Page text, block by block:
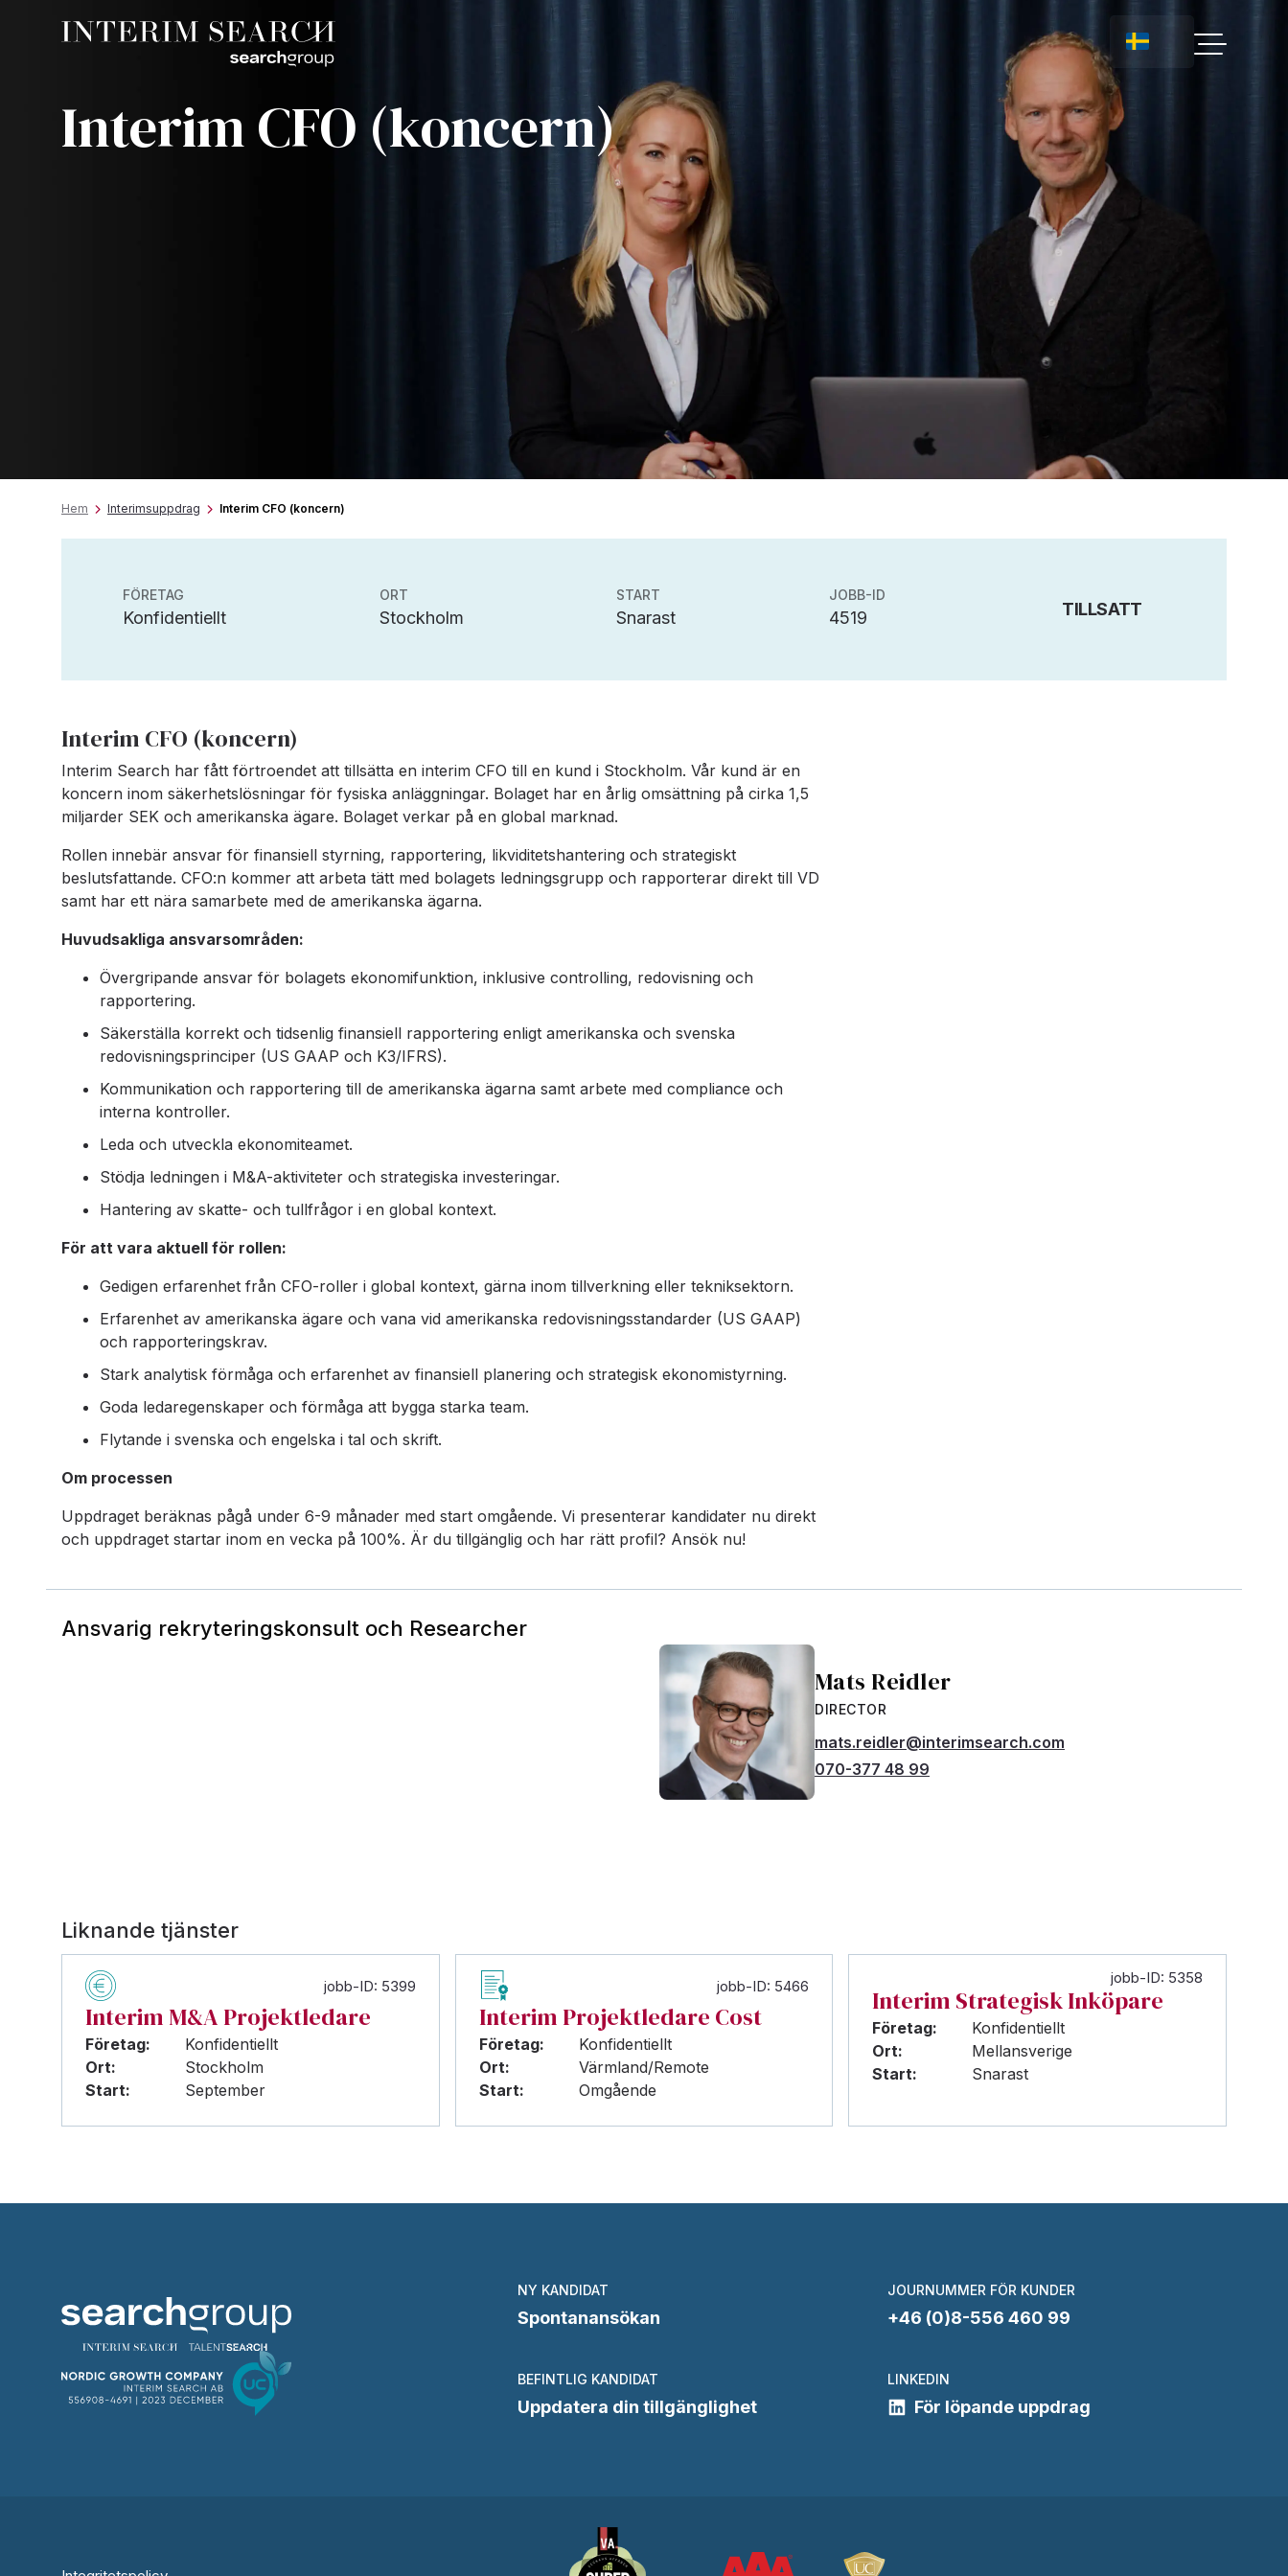
Interim CFO (koncern)
Hem Interimsuppdrag Interim CFO (koncern)
FÖRETAG
Konfidentiellt
ORT
Stockholm
START
Snarast
JOBB-ID
4519 TILLSATT
Interim CFO (koncern)
Interim Search har fått förtroendet att tillsätta en interim CFO till en kund i Stockholm. Vår kund är en
koncern inom säkerhetslösningar för fysiska anläggningar. Bolaget har en årlig omsättning på cirka 1,5
miljarder SEK och amerikanska ägare. Bolaget verkar på en global marknad.
Rollen innebär ansvar för finansiell styrning, rapportering, likviditetshantering och strategiskt
beslutsfattande. CFO:n kommer att arbeta tätt med bolagets ledningsgrupp och rapporterar direkt till VD
samt har ett nära samarbete med de amerikanska ägarna.
Huvudsakliga ansvarsområden:
Övergripande ansvar för bolagets ekonomifunktion, inklusive controlling, redovisning och
rapportering.
Säkerställa korrekt och tidsenlig finansiell rapportering enligt amerikanska och svenska
redovisningsprinciper (US GAAP och K3/IFRS).
Kommunikation och rapportering till de amerikanska ägarna samt arbete med compliance och
interna kontroller.
Leda och utveckla ekonomiteamet.
Stödja ledningen i M&A-aktiviteter och strategiska investeringar.
Hantering av skatte- och tullfrågor i en global kontext.
För att vara aktuell för rollen:
Gedigen erfarenhet från CFO-roller i global kontext, gärna inom tillverkning eller tekniksektorn.
Erfarenhet av amerikanska ägare och vana vid amerikanska redovisningsstandarder (US GAAP)
och rapporteringskrav.
Stark analytisk förmåga och erfarenhet av finansiell planering och strategisk ekonomistyrning.
Goda ledaregenskaper och förmåga att bygga starka team.
Flytande i svenska och engelska i tal och skrift.
Om processen
Uppdraget beräknas pågå under 6-9 månader med start omgående. Vi presenterar kandidater nu direkt
och uppdraget startar inom en vecka på 100%. Är du tillgänglig och har rätt profil? Ansök nu!
Ansvarig rekryteringskonsult och Researcher
Mats Reidler
DIRECTOR
mats.reidler@interimsearch.com
070-377 48 99
Liknande tjänster
jobb-ID: 5399
Interim M&A Projektledare
Företag:
Konfidentiellt
Ort:
Stockholm
Start:
September
jobb-ID: 5466
Interim Projektledare Cost
Företag:
Konfidentiellt
Ort:
Värmland/Remote
Start:
Omgående
jobb-ID: 5358
Interim Strategisk Inköpare
Företag:
Konfidentiellt
Ort:
Mellansverige
Start:
Snarast
NY KANDIDAT
Spontanansökan
JOURNUMMER FÖR KUNDER
+46 (0)8-556 460 99
BEFINTLIG KANDIDAT
Uppdatera din tillgänglighet
LINKEDIN
För löpande uppdrag